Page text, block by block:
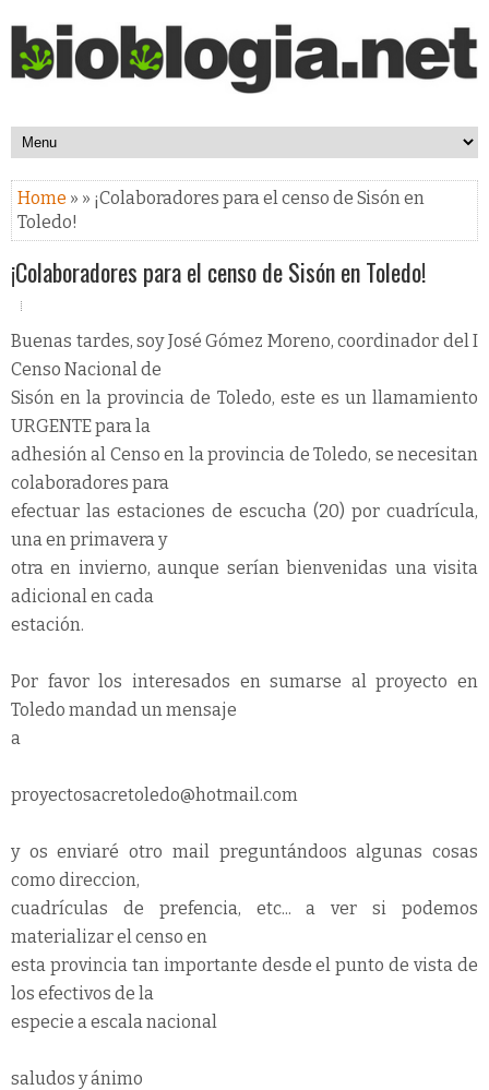
Home » » ¡Colaboradores para el censo de Sisón en
Toledo!
¡Colaboradores para el censo de Sisón en Toledo!
Buenas tardes, soy José Gómez Moreno, coordinador del I
Censo Nacional de
Sisón en la provincia de Toledo, este es un llamamiento
URGENTE para la
adhesión al Censo en la provincia de Toledo, se necesitan
colaboradores para
efectuar las estaciones de escucha (20) por cuadrícula,
una en primavera y
otra en invierno, aunque serían bienvenidas una visita
adicional en cada
estación.
Por favor los interesados en sumarse al proyecto en
Toledo mandad un mensaje
a
proyectosacretoledo@hotmail.com
y os enviaré otro mail preguntándoos algunas cosas
como direccion,
cuadrículas de prefencia, etc... a ver si podemos
materializar el censo en
esta provincia tan importante desde el punto de vista de
los efectivos de la
especie a escala nacional
saludos y ánimo